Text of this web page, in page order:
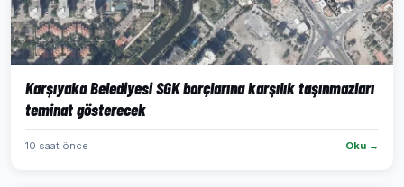
Karşıyaka Belediyesi SGK borçlarına karşılık taşınmazları
teminat gösterecek
10 saat önce Oku →